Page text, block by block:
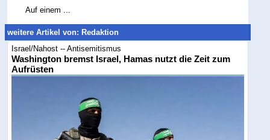
Auf einem ...
weitere Artikel von: Redaktion
Israel/Nahost -- Antisemitismus
Washington bremst Israel, Hamas nutzt die Zeit zum
Aufrüsten